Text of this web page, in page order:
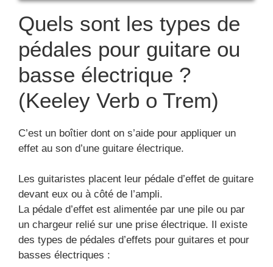
Quels sont les types de
pédales pour guitare ou
basse électrique ?
(Keeley Verb o Trem)
C’est un boîtier dont on s’aide pour appliquer un
effet au son d’une guitare électrique.
Les guitaristes placent leur pédale d’effet de guitare
devant eux ou à côté de l’ampli.
La pédale d’effet est alimentée par une pile ou par
un chargeur relié sur une prise électrique. Il existe
des types de pédales d’effets pour guitares et pour
basses électriques :